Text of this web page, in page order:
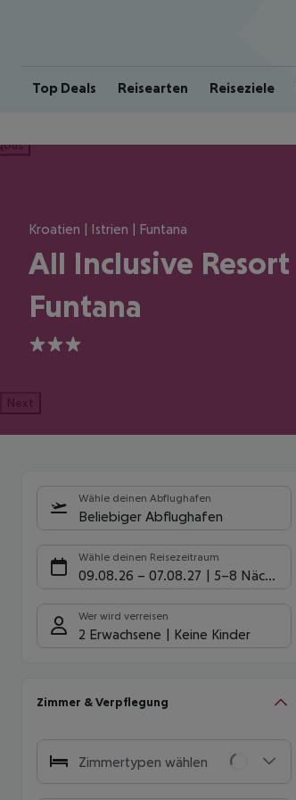
Top Deals Reisearten Reiseziele
Kroatien | Istrien | Funtana
All Inclusive Resort
Funtana
3
Next
Wähle deinen Abflughafen
Beliebiger Abflughafen
Wähle deinen Reisezeitraum
09.08.26 – 07.08.27 5-8 Nächte
Wer wird verreisen
2 Erwachsene Keine Kinder
Zimmer & Verpflegung
Zimmertypen wählen